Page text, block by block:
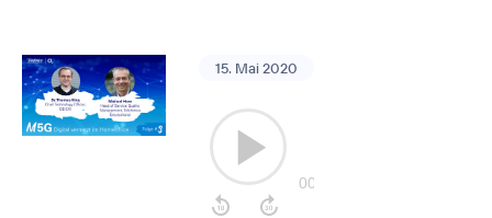
15. Mai 2020